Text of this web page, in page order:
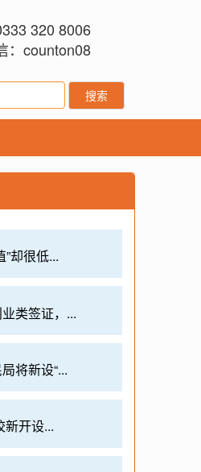
320 8006
：counton08
搜索
”却很低...
类签证，...
将新设“...
新开设...